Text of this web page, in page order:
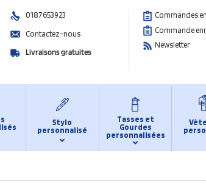
0187653923
Contactez-nous
Livraisons gratuites
Commandes
Commande
Newsletter
Stylo
personnalisé
Tasses et
Gourdes
personnalisées